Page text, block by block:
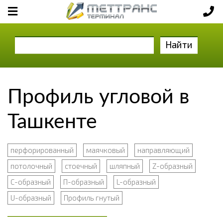
Найти
Профиль угловой в
Ташкенте
перфорированный маячковый
направляющий
потолочный
стоечный шляпный
Z-образный
С-образный
П-образный
L-образный
U-образный
Профиль гнутый